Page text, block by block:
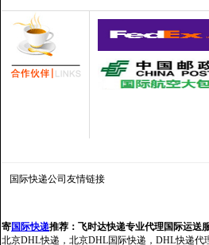
国际快递公司 友情链接
寄国际快递推荐： 飞时达快递专业代理国际运送
北京DHL快递，北京DHL国际快递，DHL快递代